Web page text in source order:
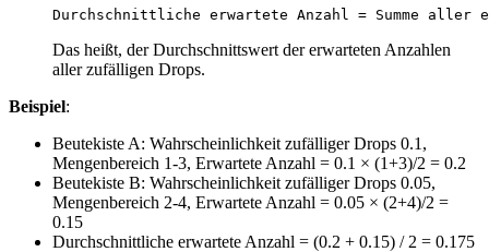
Das heißt, der Durchschnittswert der erwarteten Anzahlen
aller zufälligen Drops.
Beispiel:
Beutekiste A: Wahrscheinlichkeit zufälliger Drops 0.1,
Mengenbereich 1-3, Erwartete Anzahl = 0.1 × (1+3)/2 = 0.2
Beutekiste B: Wahrscheinlichkeit zufälliger Drops 0.05,
Mengenbereich 2-4, Erwartete Anzahl = 0.05 × (2+4)/2 =
0.15
Durchschnittliche erwartete Anzahl = (0.2 + 0.15) / 2 = 0.175